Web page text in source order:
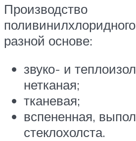
Производство
разной основе:
звуко- и
нетканая;
тканевая;
вспененная,
стеклохолста.